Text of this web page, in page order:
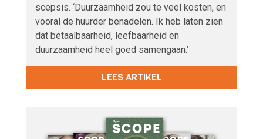
scepsis. ‘Duurzaamheid zou te veel kosten, en
vooral de huurder benadelen. Ik heb laten zien
dat betaalbaarheid, leefbaarheid en
duurzaamheid heel goed samengaan.’
LEES ARTIKEL